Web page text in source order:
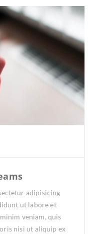
adipisicing
ut labore et
veniam, quis
nisi ut aliquip ex